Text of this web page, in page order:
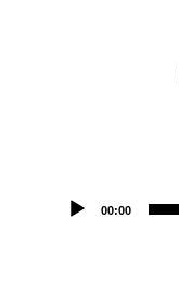
00:00